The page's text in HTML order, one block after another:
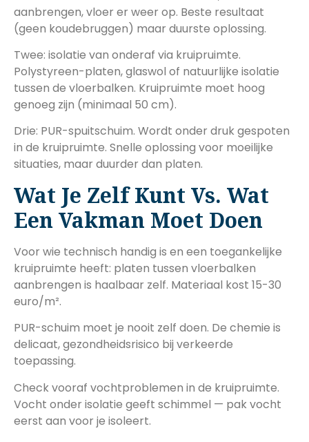
aanbrengen, vloer er weer op. Beste resultaat
(geen koudebruggen) maar duurste oplossing.
Twee: isolatie van onderaf via kruipruimte.
Polystyreen-platen, glaswol of natuurlijke isolatie
tussen de vloerbalken. Kruipruimte moet hoog
genoeg zijn (minimaal 50 cm).
Drie: PUR-spuitschuim. Wordt onder druk gespoten
in de kruipruimte. Snelle oplossing voor moeilijke
situaties, maar duurder dan platen.
Wat Je Zelf Kunt Vs. Wat
Een Vakman Moet Doen
Voor wie technisch handig is en een toegankelijke
kruipruimte heeft: platen tussen vloerbalken
aanbrengen is haalbaar zelf. Materiaal kost 15-30
euro/m².
PUR-schuim moet je nooit zelf doen. De chemie is
delicaat, gezondheidsrisico bij verkeerde
toepassing.
Check vooraf vochtproblemen in de kruipruimte.
Vocht onder isolatie geeft schimmel — pak vocht
eerst aan voor je isoleert.